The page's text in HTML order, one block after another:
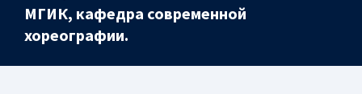
МГИК, кафедра современной
хореографии.